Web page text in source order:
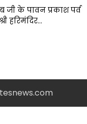
जी के पावन प्रकाश पर्व
हरिमंदिर…